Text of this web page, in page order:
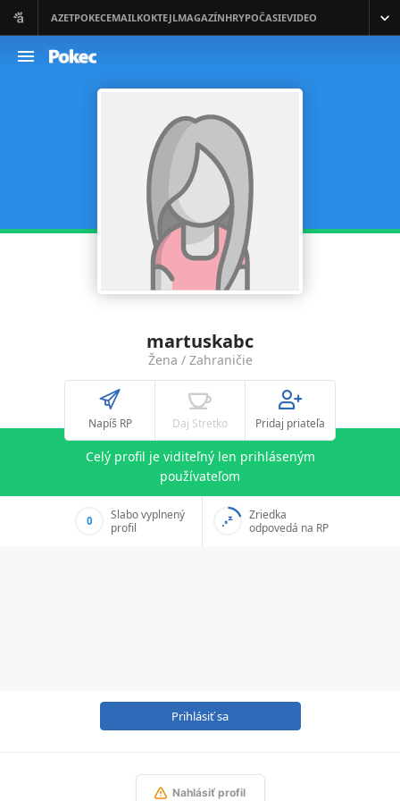
martuskabc
Žena / Zahraničie
Napíš RP Daj Stretko Pridaj priateľa
Celý profil je viditeľný len prihláseným
používateľom
0
Slabo vyplnený
profil
Zriedka
odpovedá na RP
Prihlásiť sa
Nahlásiť profil